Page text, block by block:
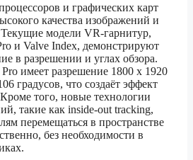
и графических карт
качества изображений и
модели VR-гарнитур,
и Valve Index, демонстрируют
в разрешении и углах обзора.
имеет разрешение 1800 x 1920
градусов, что создаёт эффект
того, новые технологии
такие как inside-out tracking,
перемещаться в пространстве
без необходимости в